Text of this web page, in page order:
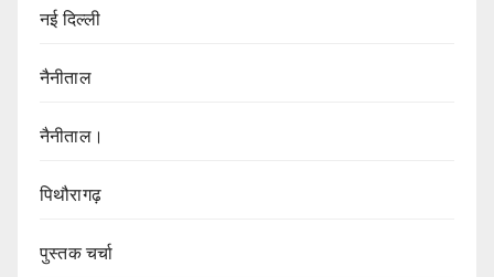
नई दिल्ली
नैनीताल
नैनीताल।
पिथौरागढ़
पुस्तक चर्चा